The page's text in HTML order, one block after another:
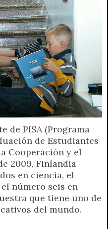
de PISA (Programa
de Estudiantes
Cooperación y el
2009, Finlandia
en ciencia, el
número seis en
que tiene uno de
del mundo.